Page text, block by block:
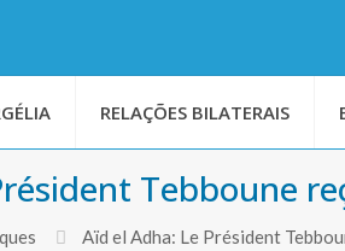
RELAÇÕES BILATERAIS
Tebboune
Aïd el Adha: Le Président